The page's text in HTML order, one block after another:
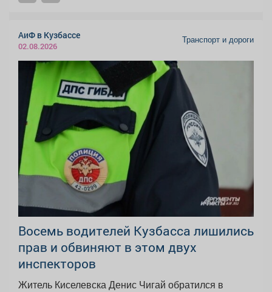
АиФ в Кузбассе
02.08.2026
Транспорт и дороги
Восемь водителей Кузбасса лишились
прав и обвиняют в этом двух
инспекторов
Житель Киселевска Денис Чигай обратился в